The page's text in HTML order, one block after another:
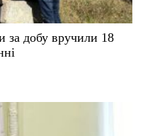
за добу вручили 18